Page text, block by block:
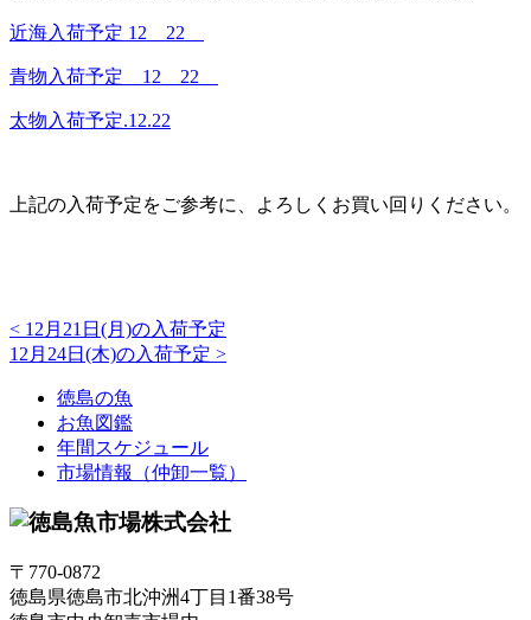
近海入荷予定 12 22
青物入荷予定 12 22
太物入荷予定.12.22
上記の入荷予定をご参考に、よろしくお買い回りください。
< 12月21日(月)の入荷予定
12月24日(木)の入荷予定 >
徳島の魚
お魚図鑑
年間スケジュール
市場情報（仲卸一覧）
〒770-0872
徳島県徳島市北沖洲4丁目1番38号